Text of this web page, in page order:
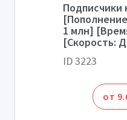
Подписчики
1 млн]
[Скорость:
ID 3223
от